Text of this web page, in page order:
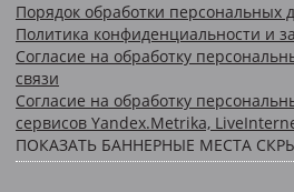
Порядок обработки персональных
Политика конфиденциальности и
Согласие на обработку
связи
Согласие на обработку
сервисов Yandex.Metrika,
ПОКАЗАТЬ БАННЕРНЫЕ МЕСТА